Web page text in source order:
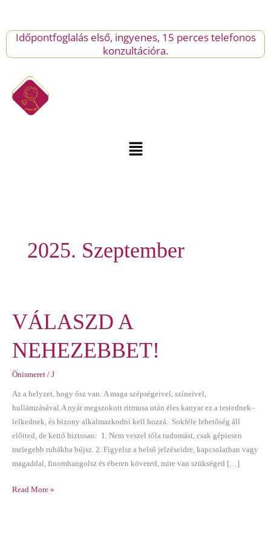
contentIdőpontfoglalás első, ingyenes, 15 perces telefonos
konzultációra.
Menu
2025. Szeptember
VÁLASZD A
NEHEZEBBET!
Önismeret/ J
Az a helyzet, hogy ősz van. A maga szépségeivel, színeivel,
hullámzásával.A nyár megszokott ritmusa után éles kanyar ez a testednek–
lelkednek, és bizony alkalmazkodni kell hozzá. Sokféle lehetőség áll
előtted, de kettő biztosan: 1. Nem veszel róla tudomást, csak gépiesen
melegebb ruhákba bújsz. 2. Figyelsz a belső jelzéseidre, kapcsolatban vagy
magaddal, finomhangolsz és éberen követed, mire van szükséged […]
VÁLASZD
NEHEZEBBET!
Read More »